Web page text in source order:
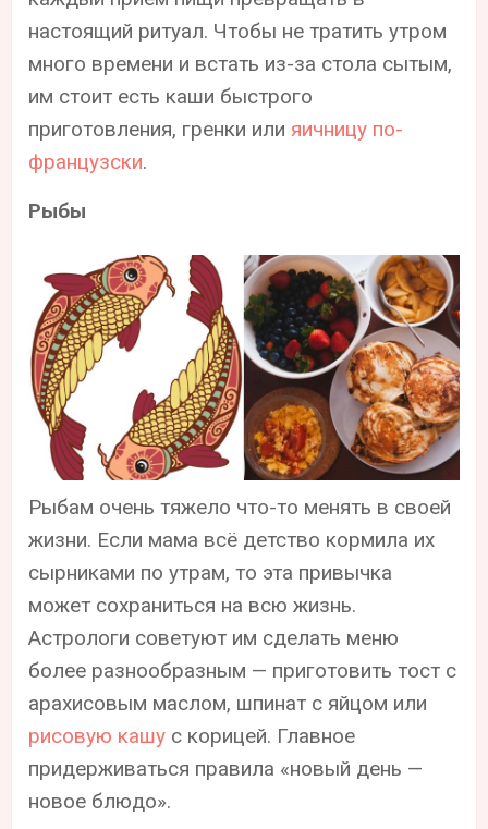
настоящий ритуал. Чтобы не тратить утром
много времени и встать из-за стола сытым,
им стоит есть каши быстрого
приготовления, гренки илияичницу по-
французски.
Рыбы
Рыбам очень тяжело что-то менять в своей
жизни. Если мама всё детство кормила их
сырниками по утрам, то эта привычка
может сохраниться на всю жизнь.
Астрологи советуют им сделать меню
более разнообразным — приготовить тост с
арахисовым маслом, шпинат с яйцом или
рисовую кашу с корицей. Главное
придерживаться правила «новый день —
новое блюдо».